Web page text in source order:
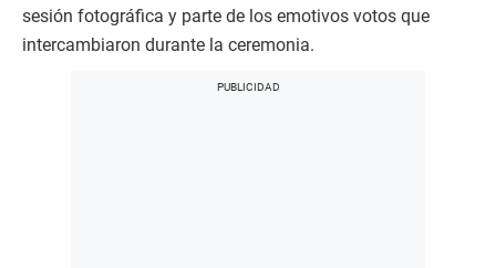
sesión fotográfica y parte de los emotivos votos que
intercambiaron durante la ceremonia.